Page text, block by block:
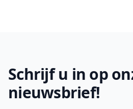
Schrijf u in op
nieuwsbrief!